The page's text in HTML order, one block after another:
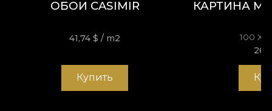
ОБОИ CASIMIR
41,74$ / m2
Купить
КАРТИНА
100 X